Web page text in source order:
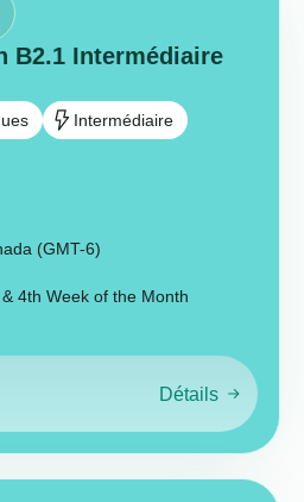
B2.1 Intermédiaire
Intermédiaire
(GMT-6)
4th Week of the Month
Détails